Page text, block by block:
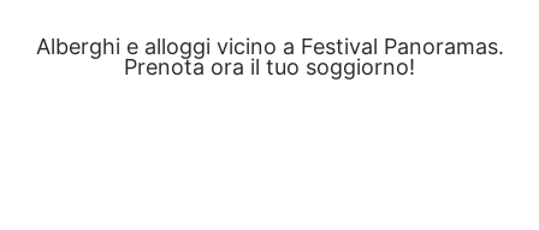
Alberghi e alloggi vicino a Festival Panoramas.
Prenota ora il tuo soggiorno!